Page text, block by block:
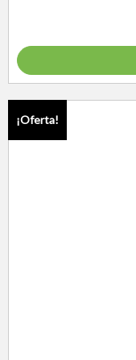
¡Oferta!